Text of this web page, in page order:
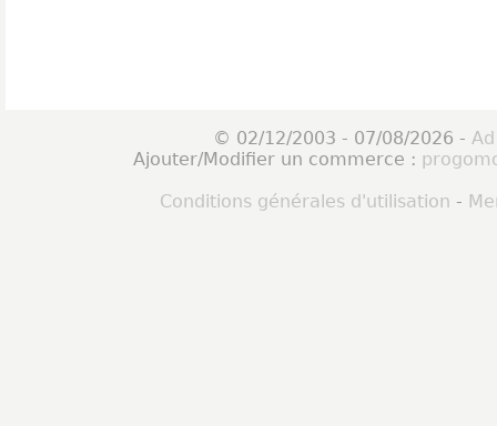
© 02/12/2003 - 07/08/2026 -
Ajouter/Modifier un commerce :
Conditions générales d'utilisation -